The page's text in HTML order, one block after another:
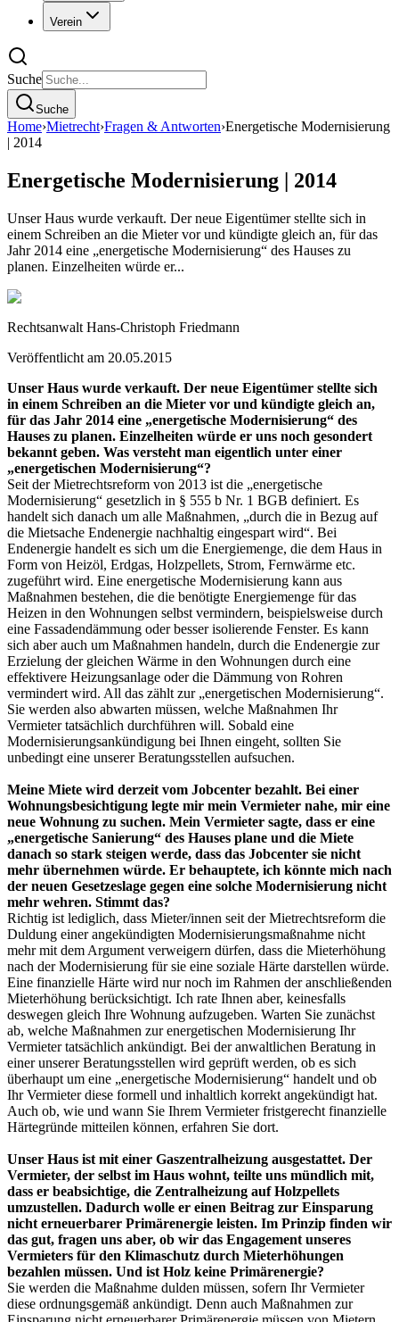
Verein
Suche
Suche
Home›Mietrecht›Fragen & Antworten›Energetische Modernisierung
| 2014
Energetische Modernisierung | 2014
Unser Haus wurde verkauft. Der neue Eigentümer stellte sich in
einem Schreiben an die Mieter vor und kündigte gleich an, für das
Jahr 2014 eine „energetische Modernisierung“ des Hauses zu
planen. Einzelheiten würde er...
Rechtsanwalt Hans-Christoph Friedmann
Veröffentlicht am 20.05.2015
Unser Haus wurde verkauft. Der neue Eigentümer stellte sich
in einem Schreiben an die Mieter vor und kündigte gleich an,
für das Jahr 2014 eine „energetische Modernisierung“ des
Hauses zu planen. Einzelheiten würde er uns noch gesondert
bekannt geben. Was versteht man eigentlich unter einer
„energetischen Modernisierung“?
Seit der Mietrechtsreform von 2013 ist die „energetische
Modernisierung“ gesetzlich in § 555 b Nr. 1 BGB definiert. Es
handelt sich danach um alle Maßnahmen, „durch die in Bezug auf
die Mietsache Endenergie nachhaltig eingespart wird“. Bei
Endenergie handelt es sich um die Energiemenge, die dem Haus in
Form von Heizöl, Erdgas, Holzpellets, Strom, Fernwärme etc.
zugeführt wird. Eine energetische Modernisierung kann aus
Maßnahmen bestehen, die die benötigte Energiemenge für das
Heizen in den Wohnungen selbst vermindern, beispielsweise durch
eine Fassadendämmung oder besser isolierende Fenster. Es kann
sich aber auch um Maßnahmen handeln, durch die Endenergie zur
Erzielung der gleichen Wärme in den Wohnungen durch eine
effektivere Heizungsanlage oder die Dämmung von Rohren
vermindert wird. All das zählt zur „energetischen Modernisierung“.
Sie werden also abwarten müssen, welche Maßnahmen Ihr
Vermieter tatsächlich durchführen will. Sobald eine
Modernisierungsankündigung bei Ihnen eingeht, sollten Sie
unbedingt eine unserer Beratungsstellen aufsuchen.
Meine Miete wird derzeit vom Jobcenter bezahlt. Bei einer
Wohnungsbesichtigung legte mir mein Vermieter nahe, mir eine
neue Wohnung zu suchen. Mein Vermieter sagte, dass er eine
„energetische Sanierung“ des Hauses plane und die Miete
danach so stark steigen werde, dass das Jobcenter sie nicht
mehr übernehmen würde. Er behauptete, ich könnte mich nach
der neuen Gesetzeslage gegen eine solche Modernisierung nicht
mehr wehren. Stimmt das?
Richtig ist lediglich, dass Mieter/innen seit der Mietrechtsreform die
Duldung einer angekündigten Modernisierungsmaßnahme nicht
mehr mit dem Argument verweigern dürfen, dass die Mieterhöhung
nach der Modernisierung für sie eine soziale Härte darstellen würde.
Eine finanzielle Härte wird nur noch im Rahmen der anschließenden
Mieterhöhung berücksichtigt. Ich rate Ihnen aber, keinesfalls
deswegen gleich Ihre Wohnung aufzugeben. Warten Sie zunächst
ab, welche Maßnahmen zur energetischen Modernisierung Ihr
Vermieter tatsächlich ankündigt. Bei der anwaltlichen Beratung in
einer unserer Beratungsstellen wird geprüft werden, ob es sich
überhaupt um eine „energetische Modernisierung“ handelt und ob
Ihr Vermieter diese formell und inhaltlich korrekt angekündigt hat.
Auch ob, wie und wann Sie Ihrem Vermieter fristgerecht finanzielle
Härtegründe mitteilen können, erfahren Sie dort.
Unser Haus ist mit einer Gaszentralheizung ausgestattet. Der
Vermieter, der selbst im Haus wohnt, teilte uns mündlich mit,
dass er beabsichtige, die Zentralheizung auf Holzpellets
umzustellen. Dadurch wolle er einen Beitrag zur Einsparung
nicht erneuerbarer Primärenergie leisten. Im Prinzip finden wir
das gut, fragen uns aber, ob wir das Engagement unseres
Vermieters für den Klimaschutz durch Mieterhöhungen
bezahlen müssen. Und ist Holz keine Primärenergie?
Sie werden die Maßnahme dulden müssen, sofern Ihr Vermieter
diese ordnungsgemäß ankündigt. Denn auch Maßnahmen zur